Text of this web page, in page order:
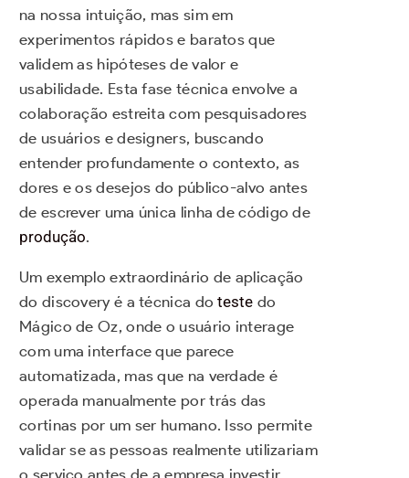
na nossa intuição, mas sim em
experimentos rápidos e baratos que
validem as hipóteses de valor e
usabilidade. Esta fase técnica envolve a
colaboração estreita com pesquisadores
de usuários e designers, buscando
entender profundamente o contexto, as
dores e os desejos do público-alvo antes
de escrever uma única linha de código de
produção.
Um exemplo extraordinário de aplicação
do discovery é a técnica doteste do
Mágico de Oz, onde o usuário interage
com uma interface que parece
automatizada, mas que na verdade é
operada manualmente por trás das
cortinas por um ser humano. Isso permite
validar se as pessoas realmente utilizariam
o serviço antes de a empresa investir